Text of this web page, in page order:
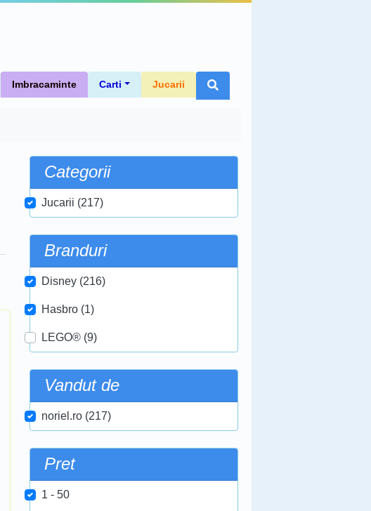
Imbracaminte Carti Jucarii
Categorii
Jucarii (217)
Branduri
Disney (216)
Hasbro (1)
LEGO® (9)
Vandut de
noriel.ro (217)
Pret
1 - 50